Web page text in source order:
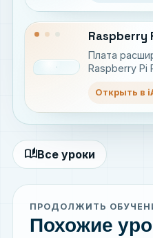
линию к
к
Raspberry
Плата
Raspberry Pi
Открыть в
auto_storiesВсе уроки
ПРОДОЛЖИТЬ
Похожие